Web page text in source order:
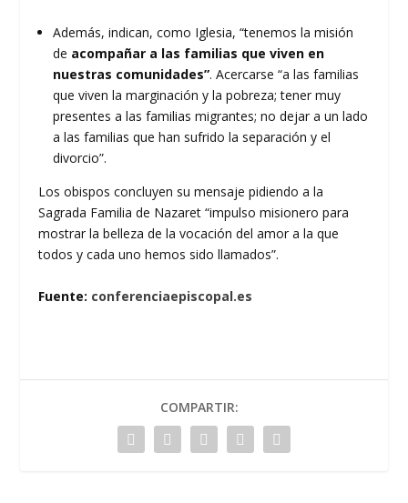
Además, indican, como Iglesia, “tenemos la misión
de acompañar a las familias que viven en
nuestras comunidades”. Acercarse “a las familias
que viven la marginación y la pobreza; tener muy
presentes a las familias migrantes; no dejar a un lado
a las familias que han sufrido la separación y el
divorcio”.
Los obispos concluyen su mensaje pidiendo a la
Sagrada Familia de Nazaret “impulso misionero para
mostrar la belleza de la vocación del amor a la que
todos y cada uno hemos sido llamados”.
Fuente: conferenciaepiscopal.es
COMPARTIR: